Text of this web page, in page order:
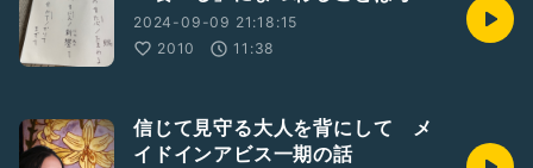
2024-09-09 21:18:15
2010
11:38
信じて見守る大人を背にして メ
イドインアビス一期の話